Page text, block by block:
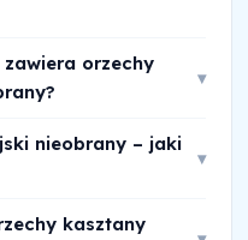
orzechy
▾
nieobrany – jaki
▾
kasztany